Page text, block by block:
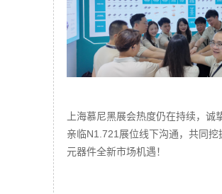
上海慕尼黑展会热度仍在持续，诚
亲临N1.721展位线下沟通，共同
元器件全新市场机遇！